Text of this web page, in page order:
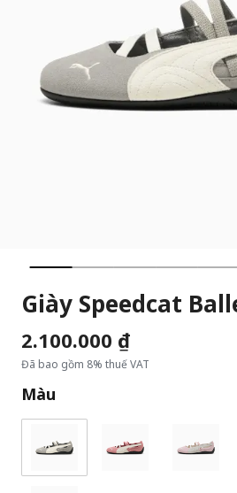
Giày Speedcat
2.100.000 ₫
Đã bao gồm 8% thuế VAT
Màu